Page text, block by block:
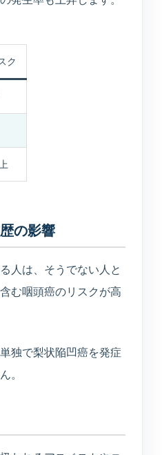
ク
の影響
人は、そうでない人と
む咽頭癌のリスクが高
独で梨状陥凹癌を発症
。